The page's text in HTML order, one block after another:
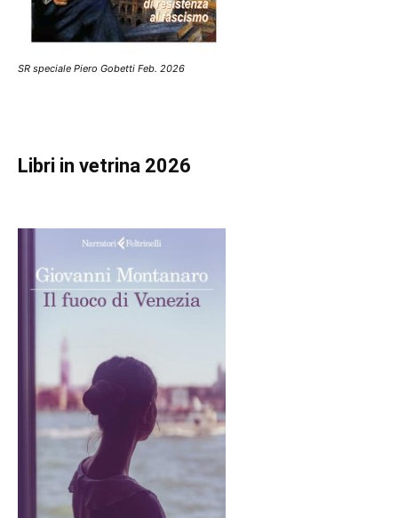
SR speciale Piero Gobetti Feb. 2026
Libri in vetrina 2026